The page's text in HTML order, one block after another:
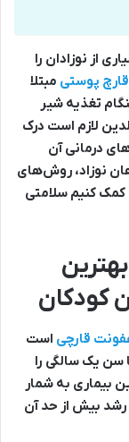
از نوزادان را
پوستی مبتلا
تغذیه شیر
لازم است درک
درمانی آن
نوزاد، روش‌های
کمک کنیم سلامتی
کودکان
قارچی است
سن یک سالگی را
بیماری به شمار
رشد بیش از حد آن